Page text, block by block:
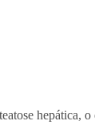
hepática,